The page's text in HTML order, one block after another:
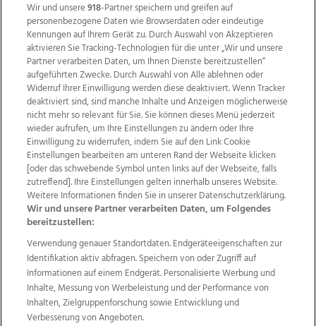
Wir über uns Mediadaten Kontakt
Jobs
Datenschutz
Impressum
AGB Anzeigekunden
AGB Website
Ehrenkodex Politische Werbung
Weitere Angebote des Medienhauses Wimmer
TV1 di-mog-i.at OÖNow
Ischler Woche
Life Radio
OÖNachrichten
OÖN Immobilien
OÖN Karriere
OÖN Reise
Promenaden Galerien
Regionaljobs
wasistlos.at wirtrauern.at
Wir und unsere918-Partner speichern und greifen auf
personenbezogene Daten wie Browserdaten oder eindeutige
Kennungen auf Ihrem Gerät zu. Durch Auswahl von Akzeptieren
aktivieren Sie Tracking-Technologien für die unter „Wir und unsere
Partner verarbeiten Daten, um Ihnen Dienste bereitzustellen“
aufgeführten Zwecke. Durch Auswahl von Alle ablehnen oder
Widerruf Ihrer Einwilligung werden diese deaktiviert. Wenn Tracker
deaktiviert sind, sind manche Inhalte und Anzeigen möglicherweise
nicht mehr so relevant für Sie. Sie können dieses Menü jederzeit
wieder aufrufen, um Ihre Einstellungen zu ändern oder Ihre
Einwilligung zu widerrufen, indem Sie auf den Link Cookie
Einstellungen bearbeiten am unteren Rand der Webseite klicken
[oder das schwebende Symbol unten links auf der Webseite, falls
zutreffend]. Ihre Einstellungen gelten innerhalb unseres Website.
Weitere Informationen finden Sie in unserer Datenschutzerklärung.
Wir und unsere Partner verarbeiten Daten, um Folgendes
bereitzustellen:
Verwendung genauer Standortdaten. Endgeräteeigenschaften zur
Identifikation aktiv abfragen. Speichern von oder Zugriff auf
Informationen auf einem Endgerät. Personalisierte Werbung und
Inhalte, Messung von Werbeleistung und der Performance von
Inhalten, Zielgruppenforschung sowie Entwicklung und
Verbesserung von Angeboten.